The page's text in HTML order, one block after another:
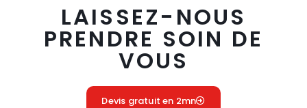
LAISSEZ-NOUS
PRENDRE SOIN DE
VOUS
Devis gratuit en 2mn